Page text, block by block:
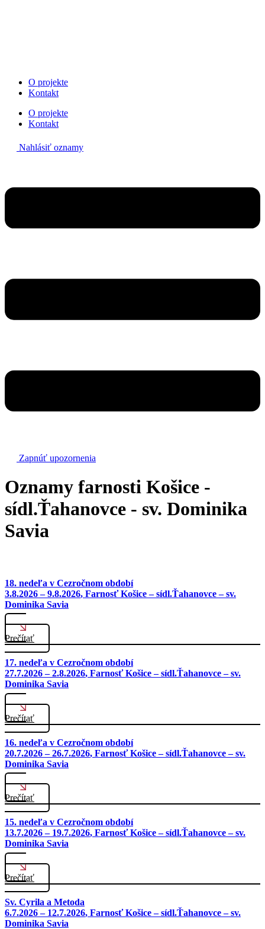
O projekte
Kontakt
O projekte
Kontakt
Nahlásiť oznamy
Zapnúť upozornenia
Oznamy farnosti Košice -
sídl.Ťahanovce - sv. Dominika
Savia
18. nedeľa v Cezročnom období
3.8.2026 – 9.8.2026, Farnosť Košice – sídl.Ťahanovce – sv.
Dominika Savia
Prečítať
17. nedeľa v Cezročnom období
27.7.2026 – 2.8.2026, Farnosť Košice – sídl.Ťahanovce – sv.
Dominika Savia
Prečítať
16. nedeľa v Cezročnom období
20.7.2026 – 26.7.2026, Farnosť Košice – sídl.Ťahanovce – sv.
Dominika Savia
Prečítať
15. nedeľa v Cezročnom období
13.7.2026 – 19.7.2026, Farnosť Košice – sídl.Ťahanovce – sv.
Dominika Savia
Prečítať
Sv. Cyrila a Metoda
6.7.2026 – 12.7.2026, Farnosť Košice – sídl.Ťahanovce – sv.
Dominika Savia